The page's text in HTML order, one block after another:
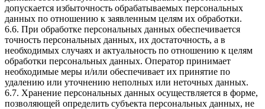
допускается избыточность обрабатываемых персональных
данных по отношению к заявленным целям их обработки.
6.6. При обработке персональных данных обеспечивается
точность персональных данных, их достаточность, а в
необходимых случаях и актуальность по отношению к целям
обработки персональных данных. Оператор принимает
необходимые меры и/или обеспечивает их принятие по
удалению или уточнению неполных или неточных данных.
6.7. Хранение персональных данных осуществляется в форме,
позволяющей определить субъекта персональных данных, не